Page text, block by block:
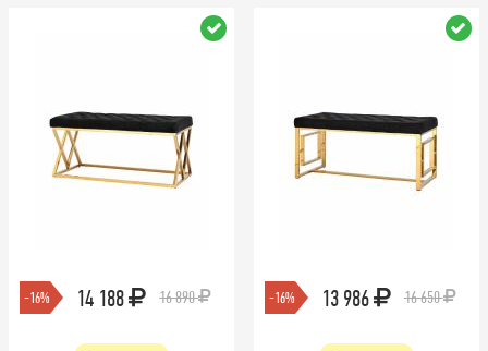
-16% 14 188 16 890 -16% 13 986 16 650